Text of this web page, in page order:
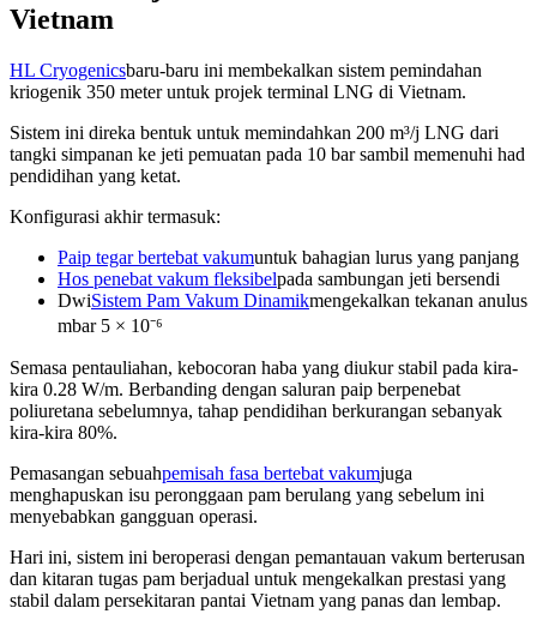
Vietnam
HL Cryogenicsbaru-baru ini membekalkan sistem pemindahan
kriogenik 350 meter untuk projek terminal LNG di Vietnam.
Sistem ini direka bentuk untuk memindahkan 200 m³/j LNG dari
tangki simpanan ke jeti pemuatan pada 10 bar sambil memenuhi had
pendidihan yang ketat.
Konfigurasi akhir termasuk:
Paip tegar bertebat vakumuntuk bahagian lurus yang panjang
Hos penebat vakum fleksibelpada sambungan jeti bersendi
DwiSistem Pam Vakum Dinamikmengekalkan tekanan anulus
mbar 5 × 10⁻⁶
Semasa pentauliahan, kebocoran haba yang diukur stabil pada kira-
kira 0.28 W/m. Berbanding dengan saluran paip berpenebat
poliuretana sebelumnya, tahap pendidihan berkurangan sebanyak
kira-kira 80%.
Pemasangan sebuahpemisah fasa bertebat vakumjuga
menghapuskan isu peronggaan pam berulang yang sebelum ini
menyebabkan gangguan operasi.
Hari ini, sistem ini beroperasi dengan pemantauan vakum berterusan
dan kitaran tugas pam berjadual untuk mengekalkan prestasi yang
stabil dalam persekitaran pantai Vietnam yang panas dan lembap.